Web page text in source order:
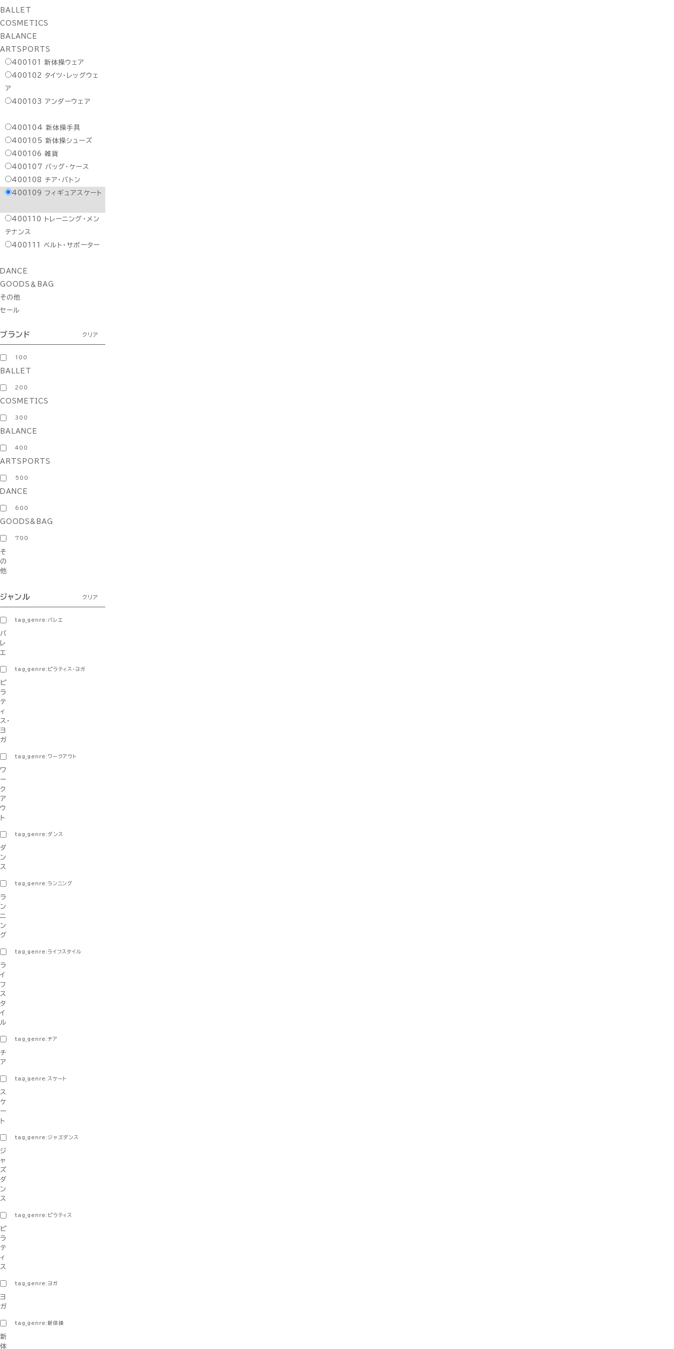
BALLET
COSMETICS
BALANCE
ARTSPORTS
400101
新体操ウェア
400102 タイツ・レッグウェ
ア
400103 アンダーウェア
400104 新体操手具
400105 新体操シューズ
400106 雑貨
400107
バッグ・ケース
400108
チア・バトン
400109 フィギュアスケート
400110
トレーニング・メン
テナンス
400111
ベルト・サポーター
DANCE
GOODS＆BAG
その他
セール
ブランド クリア
100
BALLET
200
COSMETICS
300
BALANCE
400
ARTSPORTS
500
DANCE
600
GOODS&BAG
700
そ
の
他
ジャンル クリア
tag_genre:バレエ
バ
レ
エ
tag_genre:ピラティス・ヨガ
ピ
ラ
テ
ィ
ス・
ヨ
ガ
tag_genre:ワークアウト
ワ
ー
ク
ア
ウ
ト
tag_genre:ダンス
ダ
ン
ス
tag_genre:ランニング
ラ
ン
ニ
ン
グ
tag_genre:ライフスタイル
ラ
イ
フ
ス
タ
イ
ル
tag_genre:チア
チ
ア
tag_genre:スケート
ス
ケ
ー
ト
tag_genre:ジャズダンス
ジ
ャ
ズ
ダ
ン
ス
tag_genre:ピラティス
ピ
ラ
テ
ィ
ス
tag_genre:ヨガ
ヨ
ガ
tag_genre:新体操
新
体